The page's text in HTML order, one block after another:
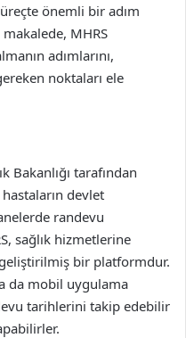
önemli bir adım
makalede, MHRS
adımlarını,
noktaları ele
Bakanlığı tarafından
devlet
randevu
sağlık hizmetlerine
bir platformdur.
da mobil uygulama
tarihlerini takip edebilir